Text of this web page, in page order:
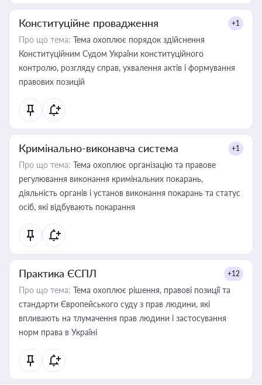
Конституційне провадження +1
Про що тема: Тема охоплює порядок здійснення
Конституційним Судом України конституційного
контролю, розгляду справ, ухвалення актів і формування
правових позицій
Кримінально-виконавча система +1
Про що тема: Тема охоплює організацію та правове
регулювання виконання кримінальних покарань,
діяльність органів і установ виконання покарань та статус
осіб, які відбувають покарання
Практика ЄСПЛ +12
Про що тема: Тема охоплює рішення, правові позиції та
стандарти Європейського суду з прав людини, які
впливають на тлумачення прав людини і застосування
норм права в Україні